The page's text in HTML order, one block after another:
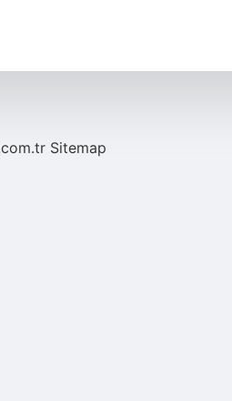
Sitemap